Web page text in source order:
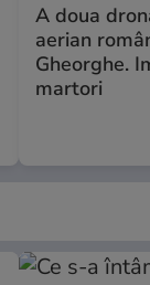
A doua
aerian
Gheorghe.
martori